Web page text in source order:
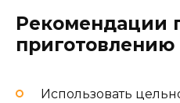
Рекомендации
приготовлению
Использовать